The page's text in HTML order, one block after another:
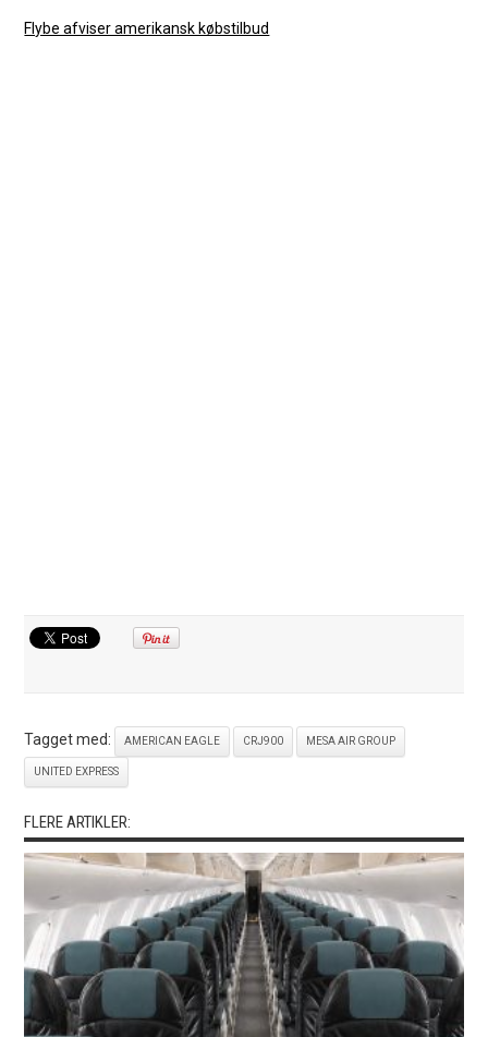
Flybe afviser amerikansk købstilbud
Tagget med: AMERICAN EAGLE CRJ900 MESA AIR GROUP
UNITED EXPRESS
FLERE ARTIKLER: